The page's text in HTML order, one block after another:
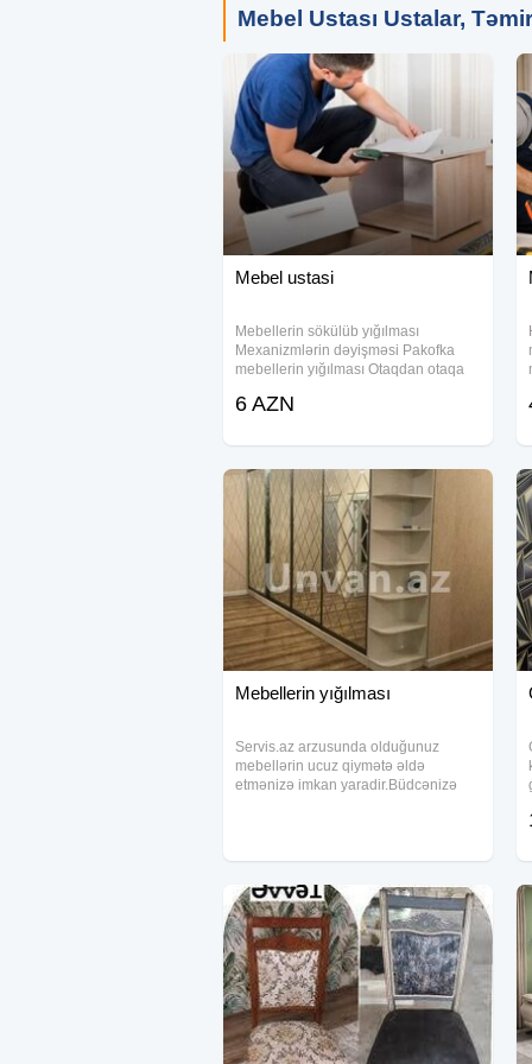
Mebel Ustası Ustalar,
Mebel ustasi
Mebellerin sökülüb yığılması
Mexanizmlərin dəyişməsi Pakofka
mebellerin yığılması Otaqdan otaqa
6 AZN
Mebellerin yığılması
Servis.az arzusunda olduğunuz
mebellərin ucuz qiymətə əldə
etmənizə imkan yaradir.Büdcənizə
DƏHLİZ